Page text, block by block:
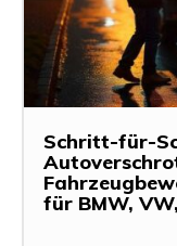
Schritt-für-
für BMW,